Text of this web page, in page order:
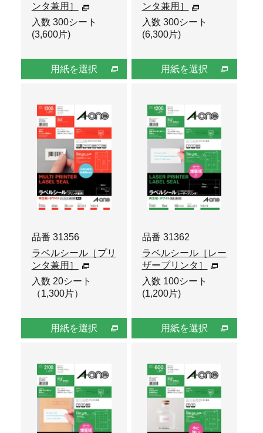
ンタ兼用］
入数 300シート
(3,600片)
用紙を選択
ンタ兼用］
入数 300シート
(6,300片)
用紙を選択
品番 31356
ラベルシール［プリ
ンタ兼用］
入数 20シート
（1,300片）
用紙を選択
品番 31362
ラベルシール［レー
ザープリンタ］
入数 100シート
(1,200片)
用紙を選択